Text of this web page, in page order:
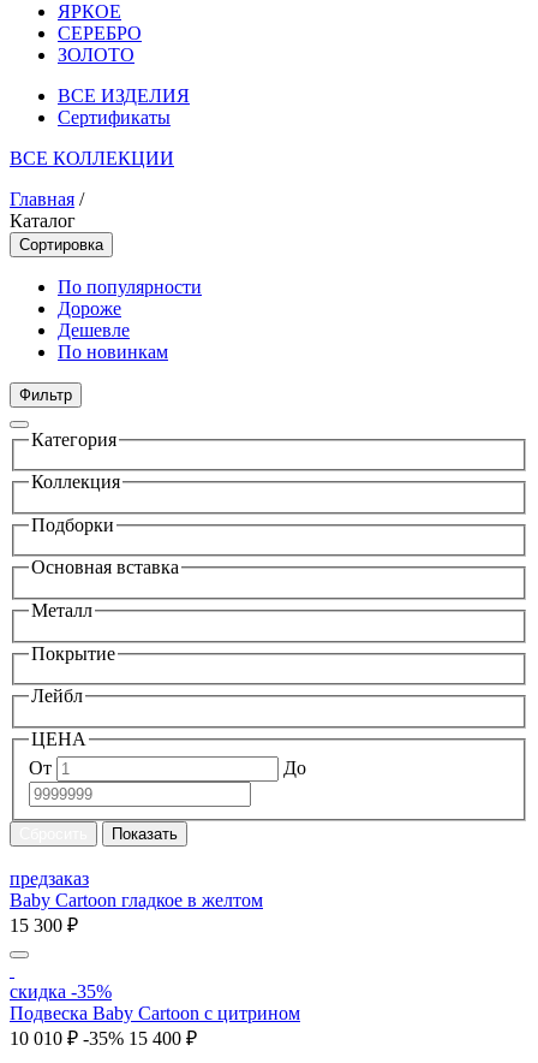
ЯРКОЕ
СЕРЕБРО
ЗОЛОТО
ВСЕ ИЗДЕЛИЯ
Сертификаты
ВСЕ КОЛЛЕКЦИИ
Главная /
Каталог
Сортировка
По популярности
Дороже
Дешевле
По новинкам
Фильтр
Категория
Коллекция
Подборки
Основная вставка
Металл
Покрытие
Лейбл
ЦЕНА
От
До
предзаказ
Baby Cartoon гладкое в желтом
15 300 ₽
скидка -35%
Подвеска Baby Cartoon с цитрином
10 010 ₽ -35% 15 400 ₽